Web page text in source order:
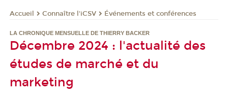
Accueil Connaître l'iCSV Événements et conférences
LA CHRONIQUE MENSUELLE DE THIERRY BACKER
Décembre 2024 : l'actualité des
études de marché et du
marketing